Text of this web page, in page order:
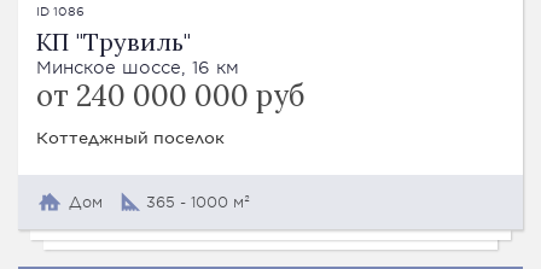
ID 1086
КП "Трувиль"
Минское шоссе, 16 км
от 240 000 000 руб
Коттеджный поселок
Дом 365 - 1000 м²